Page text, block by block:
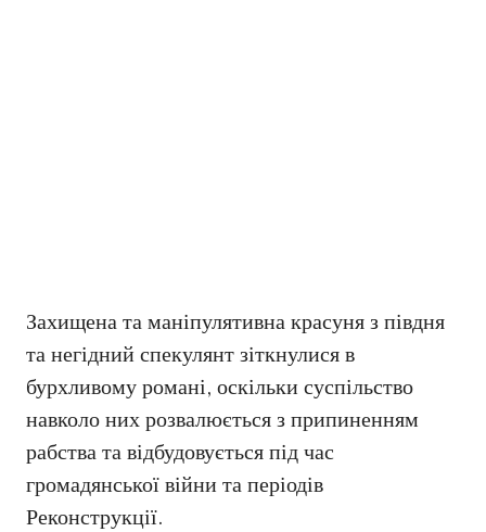
Захищена та маніпулятивна красуня з півдня
та негідний спекулянт зіткнулися в
бурхливому романі, оскільки суспільство
навколо них розвалюється з припиненням
рабства та відбудовується під час
громадянської війни та періодів
Реконструкції.